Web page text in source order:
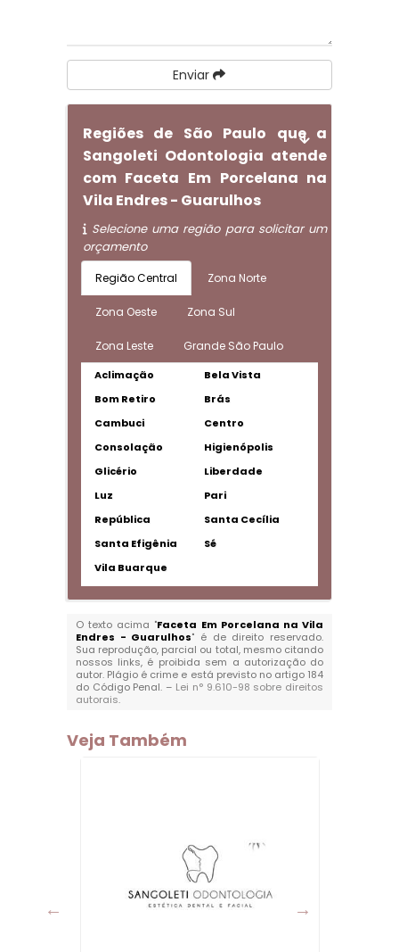
Enviar
Regiões de São Paulo que a
Sangoleti Odontologia atende
com Faceta Em Porcelana na
Vila Endres - Guarulhos
Selecione uma região para solicitar um
orçamento
Região Central Zona Norte
Zona Oeste Zona Sul
Zona Leste Grande São Paulo
Aclimação
Bela Vista
Bom Retiro
Brás
Cambuci
Centro
Consolação
Higienópolis
Glicério
Liberdade
Luz
Pari
República
Santa Cecília
Santa Efigênia
Sé
Vila Buarque
O texto acima "Faceta Em Porcelana na Vila
Endres - Guarulhos" é de direito reservado.
Sua reprodução, parcial ou total, mesmo citando
nossos links, é proibida sem a autorização do
autor. Plágio é crime e está previsto no artigo 184
do Código Penal. – Lei n° 9.610-98 sobre direitos
autorais.
Veja Também